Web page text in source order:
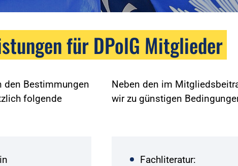
für DPolG Mitglieder
den Bestimmungen
folgende
Neben den im
wir zu günstigen
in
Fachliteratur: